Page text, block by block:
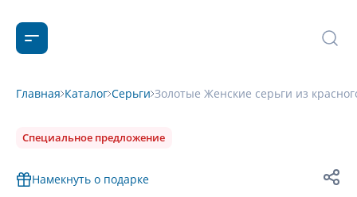
Главная Каталог Серьги Золотые Женские серьги из
Специальное предложение
Намекнуть о подарке